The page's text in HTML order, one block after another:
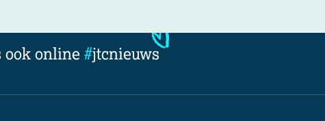
ook online #jtcnieuws